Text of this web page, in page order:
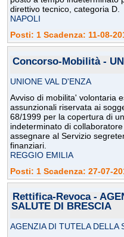
direttivo tecnico, categoria D.
NAPOLI
Posti: 1 Scadenza: 11-08-
Concorso-Mobilità -
UNIONE VAL D'ENZA
Avviso di mobilita' volontaria
assunzionali riservata ai
68/1999 per la copertura di
indeterminato di
assegnare al Servizio
finanziari.
REGGIO EMILIA
Posti: 1 Scadenza: 27-07-
Rettifica-Revoca -
SALUTE DI BRESCIA
AGENZIA DI TUTELA DELLA